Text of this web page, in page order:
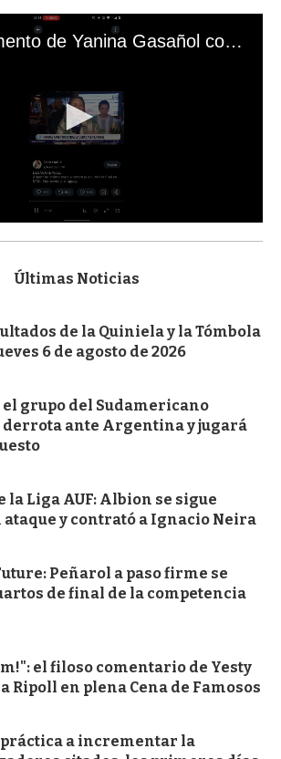
El mal momento de Yanina Gasañol con un hincha argentino en "Subrayado"
Últimas Noticias
de la Quiniela y la Tómbola
6 de agosto de 2026
grupo del Sudamericano
derrota ante Argentina y jugará
la Liga AUF: Albion se sigue
y contrató a Ignacio Neira
Peñarol a paso firme se
de final de la competencia
el filoso comentario de Yesty
Ripoll en plena Cena de Famosos
a incrementar la